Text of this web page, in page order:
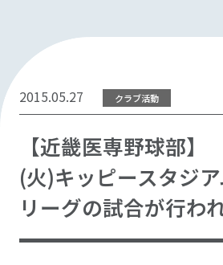
2015.05.27 クラブ活動
【近畿医専野球部
(火)キッピースタジ
リーグの試合が行わ